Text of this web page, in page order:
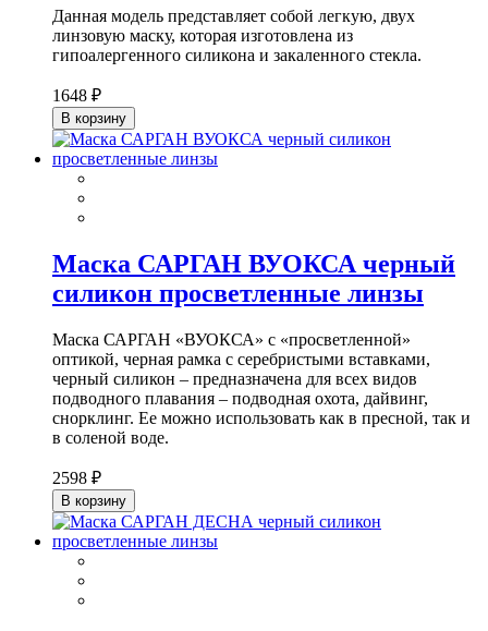
Данная модель представляет собой легкую, двух
линзовую маску, которая изготовлена из
гипоалергенного силикона и закаленного стекла.
1648 ₽
В корзину
Маска САРГАН ВУОКСА черный
силикон просветленные линзы
Маска САРГАН «ВУОКСА» с «просветленной»
оптикой, черная рамка с серебристыми вставками,
черный силикон – предназначена для всех видов
подводного плавания – подводная охота, дайвинг,
снорклинг. Ее можно использовать как в пресной, так и
в соленой воде.
2598 ₽
В корзину